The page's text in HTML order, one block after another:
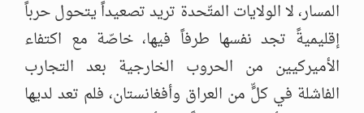
المسار، لا الولايات المتّحدة تريد تصعيداً يتحول حرباً
إقليميةً تجد نفسها طرفاً فيها، خاصّة مع اكتفاء
الأميركيين من الحروب الخارجية بعد التجارب
الفاشلة في كلٍّ من العراق وأفغانستان، فلم تعد لديها